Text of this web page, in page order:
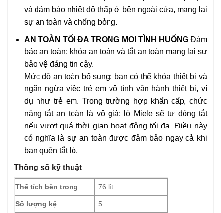
và đảm bảo nhiệt độ thấp ở bên ngoài cửa, mang lại
sự an toàn và chống bỏng.
AN TOÀN TỐI ĐA TRONG MỌI TÌNH HUỐNG Đảm
bảo an toàn: khóa an toàn và tắt an toàn mang lại sự
bảo vệ đáng tin cậy.
Mức độ an toàn bổ sung: bạn có thể khóa thiết bị và
ngăn ngừa việc trẻ em vô tình vận hành thiết bị, ví
dụ như trẻ em. Trong trường hợp khẩn cấp, chức
năng tắt an toàn là vô giá: lò Miele sẽ tự động tắt
nếu vượt quá thời gian hoạt động tối đa. Điều này
có nghĩa là sự an toàn được đảm bảo ngay cả khi
bạn quên tắt lò.
Thông số kỹ thuật
Thể tích bên trong 76 lít
Số lượng kệ 5